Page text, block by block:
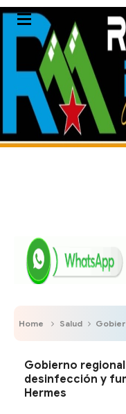
Home Salud Gobierno
Gobierno
desinfección y
Hermes